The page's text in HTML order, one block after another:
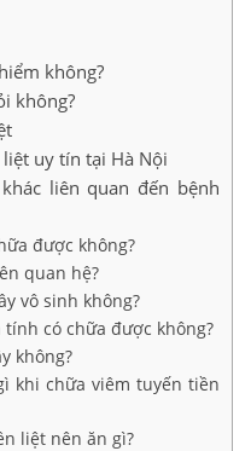
không?
không?
uy tín tại Hà Nội
liên quan đến bệnh
được không?
quan hệ?
vô sinh không?
có chữa được không?
không?
khi chữa viêm tuyến tiền
liệt nên ăn gì?